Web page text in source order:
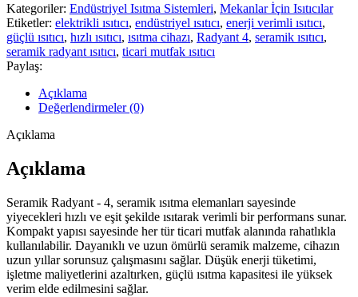
Kategoriler: Endüstriyel Isıtma Sistemleri, Mekanlar İçin Isıtıcılar
Etiketler: elektrikli ısıtıcı, endüstriyel ısıtıcı, enerji verimli ısıtıcı,
güçlü ısıtıcı, hızlı ısıtıcı, ısıtma cihazı, Radyant 4, seramik ısıtıcı,
seramik radyant ısıtıcı, ticari mutfak ısıtıcı
Paylaş:
Açıklama
Değerlendirmeler (0)
Açıklama
Açıklama
Seramik Radyant - 4, seramik ısıtma elemanları sayesinde
yiyecekleri hızlı ve eşit şekilde ısıtarak verimli bir performans sunar.
Kompakt yapısı sayesinde her tür ticari mutfak alanında rahatlıkla
kullanılabilir. Dayanıklı ve uzun ömürlü seramik malzeme, cihazın
uzun yıllar sorunsuz çalışmasını sağlar. Düşük enerji tüketimi,
işletme maliyetlerini azaltırken, güçlü ısıtma kapasitesi ile yüksek
verim elde edilmesini sağlar.